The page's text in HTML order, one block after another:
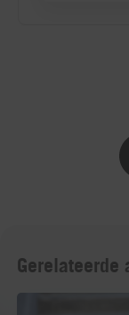
Gerelateerde